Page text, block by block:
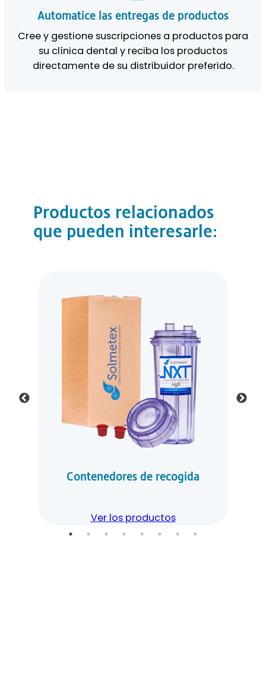
Automatice las entregas de productos
Cree y gestione suscripciones a productos para
su clínica dental y reciba los productos
directamente de su distribuidor preferido.
Productos relacionados
que pueden interesarle:
Contenedores de recogida
Ver los productos